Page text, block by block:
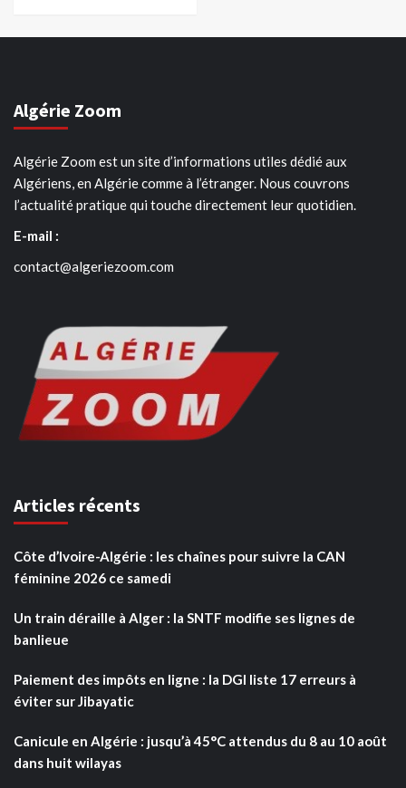
Algérie Zoom
Algérie Zoom est un site d’informations utiles dédié aux
Algériens, en Algérie comme à l’étranger. Nous couvrons
l’actualité pratique qui touche directement leur quotidien.
E-mail :
contact@algeriezoom.com
Articles récents
Côte d’Ivoire-Algérie : les chaînes pour suivre la CAN
féminine 2026 ce samedi
Un train déraille à Alger : la SNTF modifie ses lignes de
banlieue
Paiement des impôts en ligne : la DGI liste 17 erreurs à
éviter sur Jibayatic
Canicule en Algérie : jusqu’à 45°C attendus du 8 au 10 août
dans huit wilayas